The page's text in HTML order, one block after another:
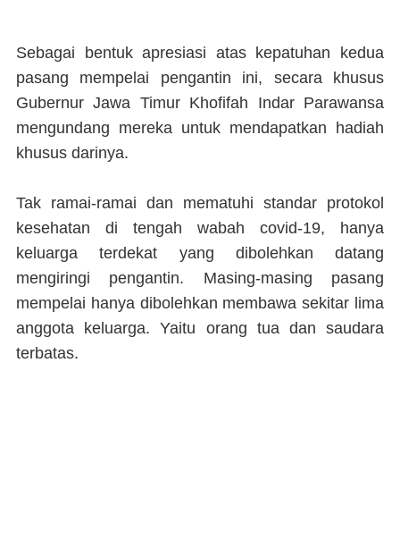
Sebagai bentuk apresiasi atas kepatuhan kedua
pasang mempelai pengantin ini, secara khusus
Gubernur Jawa Timur Khofifah Indar Parawansa
mengundang mereka untuk mendapatkan hadiah
khusus darinya.
Tak ramai-ramai dan mematuhi standar protokol
kesehatan di tengah wabah covid-19, hanya
keluarga terdekat yang dibolehkan datang
mengiringi pengantin. Masing-masing pasang
mempelai hanya dibolehkan membawa sekitar lima
anggota keluarga. Yaitu orang tua dan saudara
terbatas.